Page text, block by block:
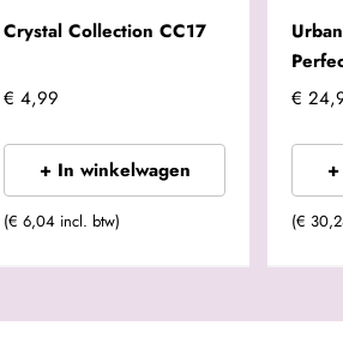
Crystal Collection CC17
€ 4,99
+ In winkelwagen
(€ 6,04 incl. btw)
€
(€